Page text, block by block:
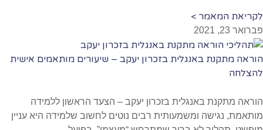
לקריאת המאמר >
פברואר 23, 2021
הוראה מתקנת באנגלית בזכרון יעקב – שיעורים מותאמים אישית
להצלחה
הוראה מתקנת באנגלית בזכרון יעקב – הצעד הראשון ללמידה
מותאמת, נגישה ומשמעותית רבים נוטים לחשוב שלמידה היא עניין